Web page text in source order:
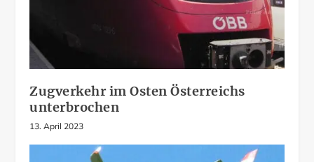
Zugverkehr im Osten Österreichs
unterbrochen
13. April 2023